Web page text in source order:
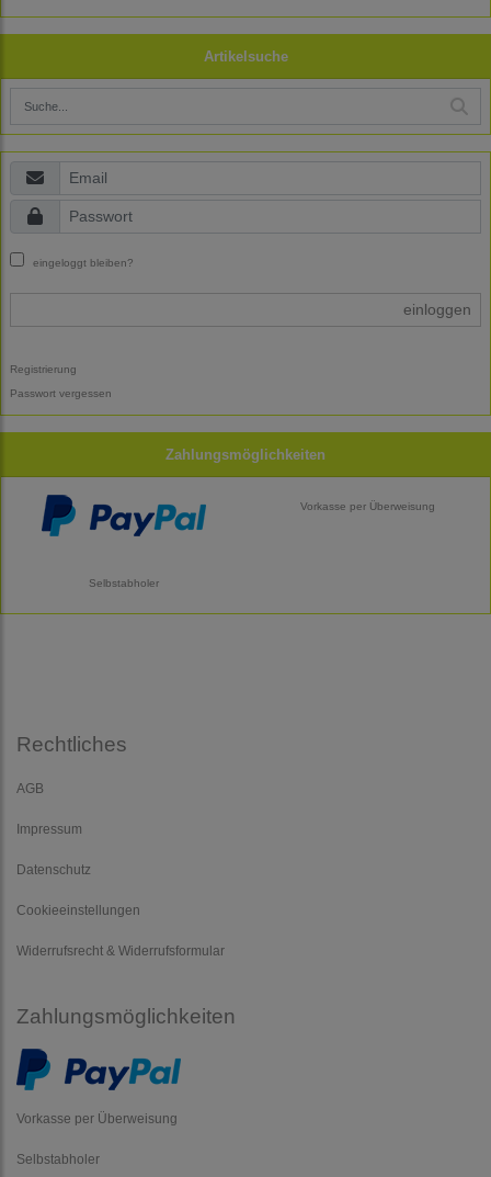
Artikelsuche
eingeloggt bleiben?
einloggen
Registrierung
Passwort vergessen
Zahlungsmöglichkeiten
Vorkasse per Überweisung
Selbstabholer
Rechtliches
AGB
Impressum
Datenschutz
Cookieeinstellungen
Widerrufsrecht & Widerrufsformular
Zahlungsmöglichkeiten
Vorkasse per Überweisung
Selbstabholer